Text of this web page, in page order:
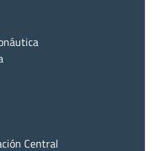
Central